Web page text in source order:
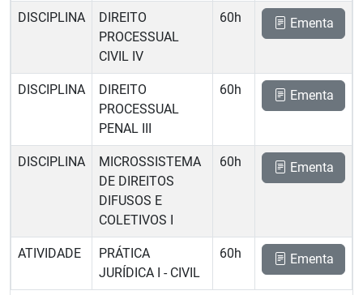
DISCIPLINA
DIREITO
PROCESSUAL
CIVIL IV
60h Ementa
DISCIPLINA
DIREITO
PROCESSUAL
PENAL III
60h Ementa
DISCIPLINA
MICROSSISTEMA
DE DIREITOS
DIFUSOS E
COLETIVOS I
60h Ementa
ATIVIDADE
PRÁTICA
JURÍDICA I - CIVIL
60h Ementa